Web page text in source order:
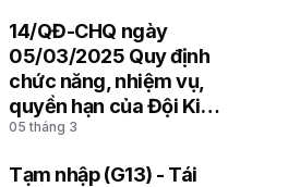
14/QĐ-CHQ ngày
05/03/2025 Quy định
chức năng, nhiệm vụ,
quyền hạn của Đội Kiểm
soát hải quan thuộc Chi
05 tháng 3
Tạm nhập (G13) - Tái